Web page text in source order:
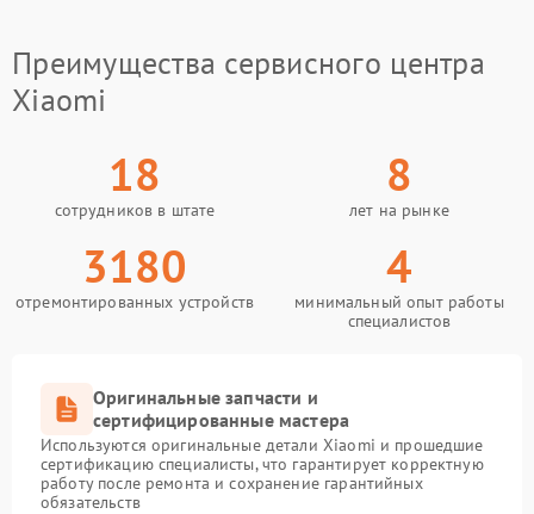
Преимущества сервисного центра
Xiaomi
18
сотрудников в штате
8
лет на рынке
3180
отремонтированных устройств
4
минимальный опыт работы
специалистов
Оригинальные запчасти и
сертифицированные мастера
Используются оригинальные детали Xiaomi и прошедшие
сертификацию специалисты, что гарантирует корректную
работу после ремонта и сохранение гарантийных
обязательств